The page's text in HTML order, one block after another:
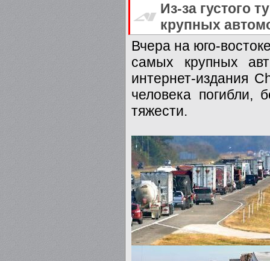
Из-за густого
крупных
Вчера на юго-
самых крупных
интернет-издания
человека погибли,
тяжести.